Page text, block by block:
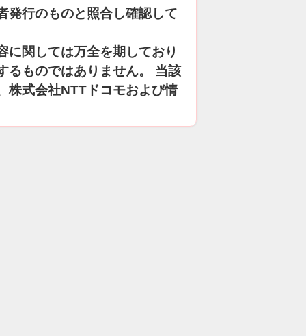
発行のものと照合し確認して
に関しては万全を期しており
るものではありません。 当該
株式会社NTTドコモおよび情